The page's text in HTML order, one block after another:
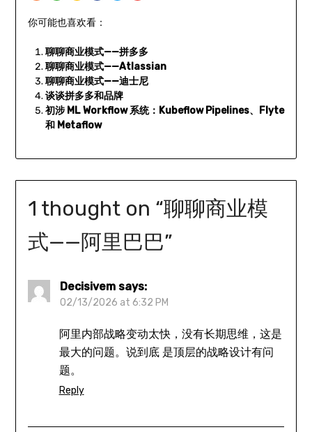
你可能也喜欢看：
聊聊商业模式——拼多多
聊聊商业模式——Atlassian
聊聊商业模式——迪士尼
谈谈拼多多和品牌
初涉 ML Workflow 系统：Kubeflow Pipelines、Flyte
和 Metaflow
1 thought on “聊聊商业模
式——阿里巴巴”
Decisivem says:
02/13/2026 at 6:32 PM
阿里内部战略变动太快，没有长期思维，这是
最大的问题。说到底 是顶层的战略设计有问
题。
Reply